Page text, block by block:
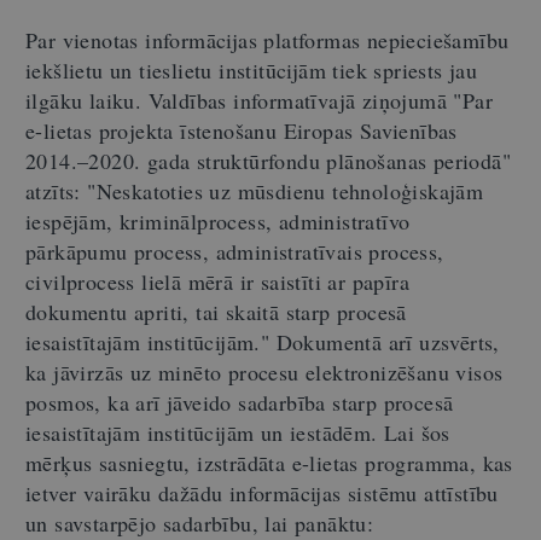
Par vienotas informācijas platformas nepieciešamību
iekšlietu un tieslietu institūcijām tiek spriests jau
ilgāku laiku. Valdības informatīvajā ziņojumā "Par
e-lietas projekta īstenošanu Eiropas Savienības
2014.–2020. gada struktūrfondu plānošanas periodā"
atzīts: "Neskatoties uz mūsdienu tehnoloģiskajām
iespējām, kriminālprocess, administratīvo
pārkāpumu process, administratīvais process,
civilprocess lielā mērā ir saistīti ar papīra
dokumentu apriti, tai skaitā starp procesā
iesaistītajām institūcijām." Dokumentā arī uzsvērts,
ka jāvirzās uz minēto procesu elektronizēšanu visos
posmos, ka arī jāveido sadarbība starp procesā
iesaistītajām institūcijām un iestādēm. Lai šos
mērķus sasniegtu, izstrādāta e-lietas programma, kas
ietver vairāku dažādu informācijas sistēmu attīstību
un savstarpējo sadarbību, lai panāktu: